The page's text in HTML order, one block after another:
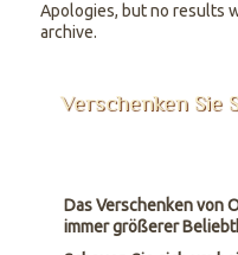
Apologies, but no results
archive.
Verschenken Sie
Das Verschenken von
immer größerer